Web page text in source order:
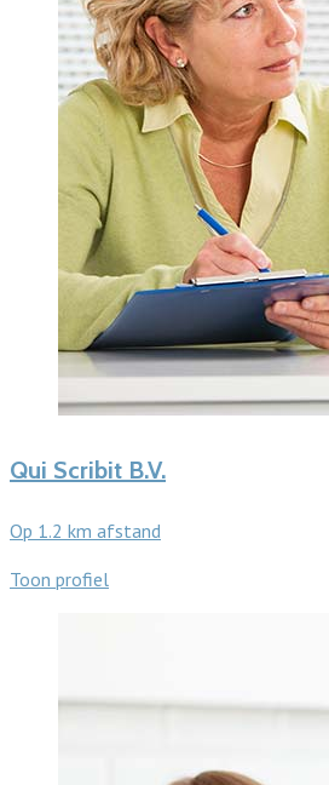
Qui Scribit B.V.
Op 1.2 km afstand
Toon profiel